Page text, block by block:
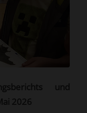
und
2026